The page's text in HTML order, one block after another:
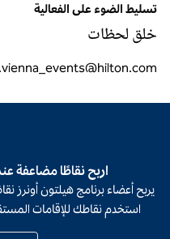
تسليط الضوء على الفعالية
خلق لحظات
vienna_events@hilton.com
.
اربح نقاطًا مضاعفة
يربح أعضاء برنامج هيلتون أونرز
استخدم نقاطك للإقامات